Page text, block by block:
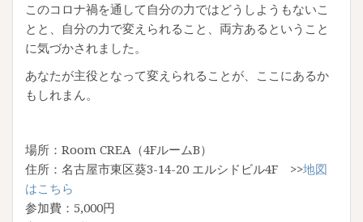
このコロナ禍を通して自分の力ではどうしようもないこ
とと、自分の力で変えられること、両方あるということ
に気づかされました。
あなたが主役となって変えられることが、ここにあるか
もしれまん。
場所：Room CREA（4FルームB）
住所：名古屋市東区葵3-14-20 エルシドビル4F >>地図
はこちら
参加費：5,000円